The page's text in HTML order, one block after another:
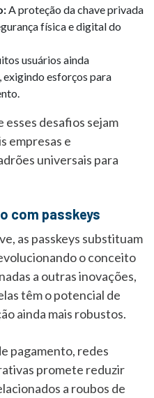
A proteção da chave privada
física e digital do
usuários ainda
exigindo esforços para
esses desafios sejam
empresas e
universais para
com passkeys
as passkeys substituam
o conceito
a outras inovações,
têm o potencial de
ainda mais robustos.
pagamento, redes
promete reduzir
a roubos de